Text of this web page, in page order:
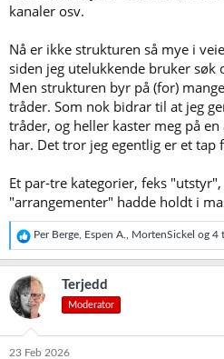
kanaler osv.
Nå er ikke strukturen så mye i
siden jeg utelukkende bruker søk
Men strukturen byr på (for)
tråder. Som nok bidrar til at jeg
tråder, og heller kaster meg på
har. Det tror jeg egentlig er et tap
Et par-tre kategorier, feks
"arrangementer" hadde holdt i
R
e
a
k
s
j
o
e
Per Berge Espen A. MortenSickel og 4
Terjedd
Moderator
23 Feb 2026